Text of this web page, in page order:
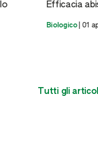
Efficacia
Biologico| 01
Tutti gli